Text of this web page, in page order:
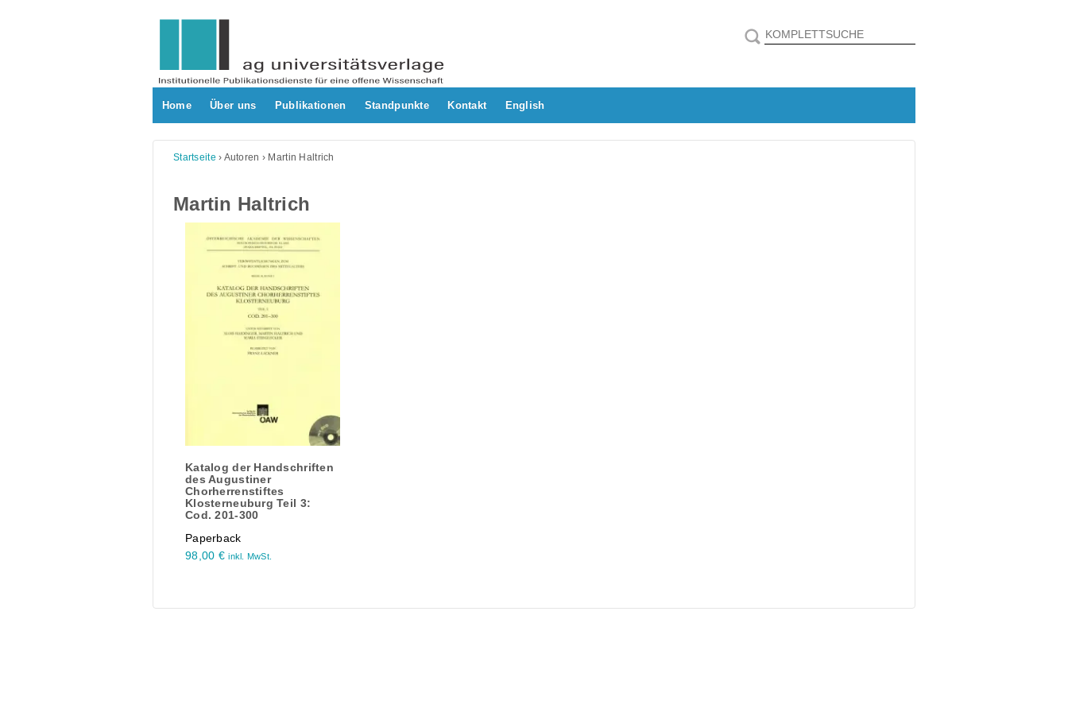
Home Über uns Publikationen Standpunkte Kontakt English
Startseite › Autoren › Martin Haltrich
Martin Haltrich
Katalog der Handschriften
des Augustiner
Chorherrenstiftes
Klosterneuburg Teil 3:
Cod. 201-300
Paperback
98,00 € inkl. MwSt.